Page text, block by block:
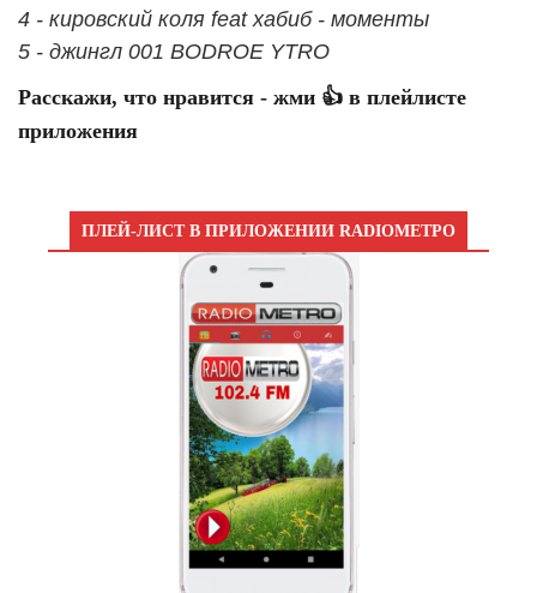
4 - кировский коля feat хабиб - моменты
5 - джингл 001 BODROE YTRO
Расскажи, что нравится - жми 👍 в плейлисте
приложения
ПЛЕЙ-ЛИСТ В ПРИЛОЖЕНИИ RADIOМЕТРО